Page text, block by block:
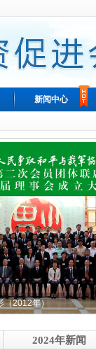
新闻中心
（2012年）
2024年新闻